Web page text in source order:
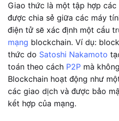
Giao thức là một tập hợp
được chia sẻ giữa các máy
điện tử sẽ xác định một cấu
mạng blockchain. Ví dụ:
thức do Satoshi Nakamoto
toán theo cách P2P mà
Blockchain hoạt động như
các giao dịch và được bảo
kết hợp của mạng.